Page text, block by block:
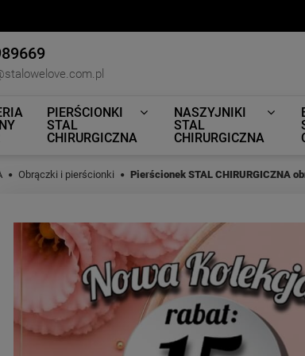
PIERŚCIONKI
STAL
CHIRURGICZNA
NASZYJNIKI
STAL
CHIRURGICZNA
Obrączki i pierścionki Pierścionek STAL CHIRURGICZNA